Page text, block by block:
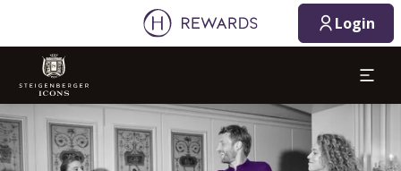
Login
Dia 1 von 1